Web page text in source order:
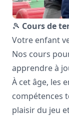
🎾 Cours de
Votre enfant
Nos cours
apprendre à
À cet âge, les
compétences
plaisir du jeu